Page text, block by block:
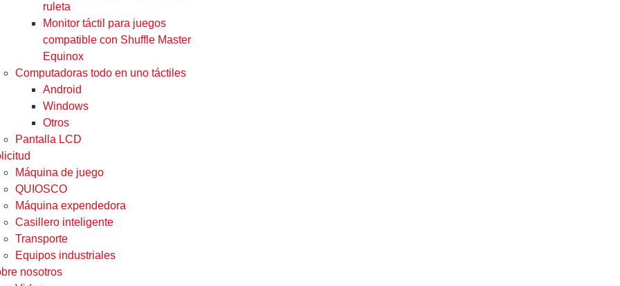
ruleta
Monitor táctil para juegos
compatible con Shuffle Master
Equinox
Computadoras todo en uno táctiles
Android
Windows
Otros
Pantalla LCD
Máquina de juego
QUIOSCO
Máquina expendedora
Casillero inteligente
Transporte
Equipos industriales
nosotros